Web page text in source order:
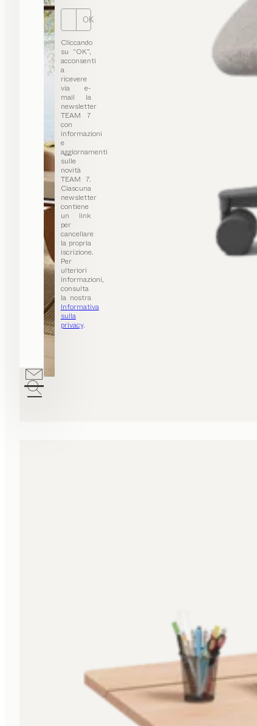
OK
Cliccando
su “OK”,
acconsenti
a
ricevere
via e-
mail la
newsletter
TEAM 7
con
informazioni
e
aggiornamenti
sulle
novità
TEAM 7.
Ciascuna
newsletter
contiene
un link
per
cancellare
la propria
iscrizione.
Per
ulteriori
informazioni,
consulta
la nostra
Informativa
sulla
privacy.